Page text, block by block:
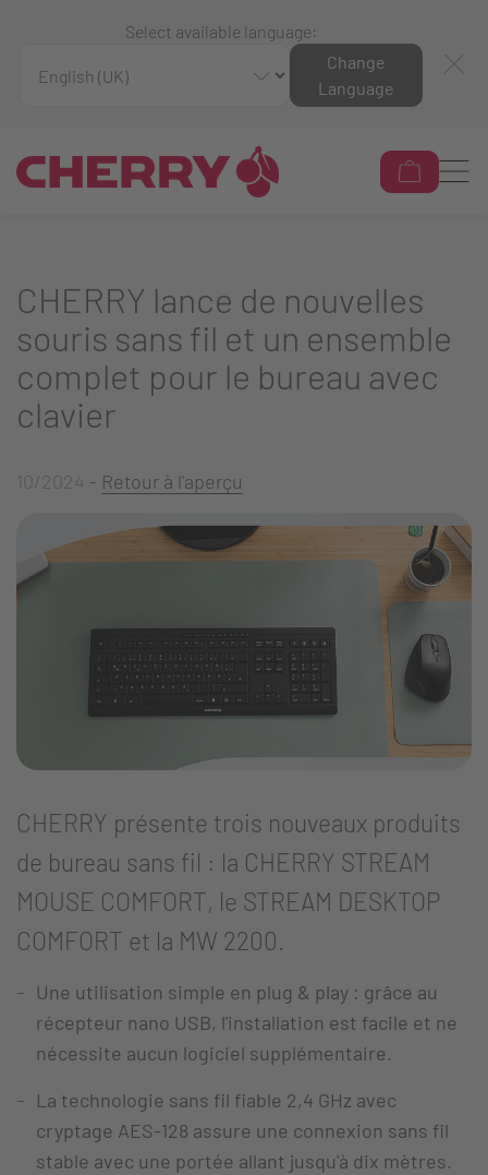
Select available language:
Change
Language
CHERRY lance de nouvelles
souris sans fil et un ensemble
complet pour le bureau avec
clavier
10/2024 - Retour à l'aperçu
CHERRY présente trois nouveaux produits
de bureau sans fil : la CHERRY STREAM
MOUSE COMFORT, le STREAM DESKTOP
COMFORT et la MW 2200.
Une utilisation simple en plug & play : grâce au
récepteur nano USB, l'installation est facile et ne
nécessite aucun logiciel supplémentaire.
La technologie sans fil fiable 2,4 GHz avec
cryptage AES-128 assure une connexion sans fil
stable avec une portée allant jusqu'à dix mètres.